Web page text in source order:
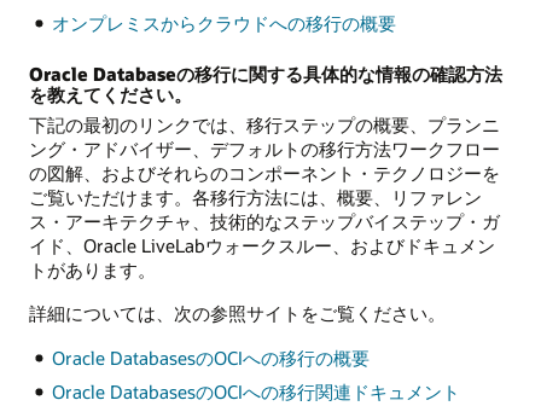
オンプレミスからクラウドへの移行の概要
Oracle Databaseの移行に関する具体的な情報の確認方法
を教えてください。
下記の最初のリンクでは、移行ステップの概要、プランニ
ング・アドバイザー、デフォルトの移行方法ワークフロー
の図解、およびそれらのコンポーネント・テクノロジーを
ご覧いただけます。各移行方法には、概要、リファレン
ス・アーキテクチャ、技術的なステップバイステップ・ガ
イド、Oracle LiveLabウォークスルー、およびドキュメン
トがあります。
詳細については、次の参照サイトをご覧ください。
Oracle DatabasesのOCIへの移行の概要
Oracle DatabasesのOCIへの移行関連ドキュメント